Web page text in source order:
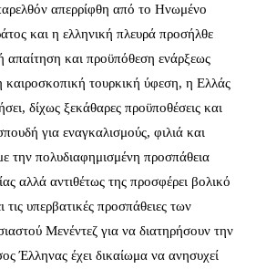
απερρίφθη από το Ηνωμένο
και η ελληνική πλευρά προσήλθε
απαίτηση και προϋπόθεση ενάρξεως
τουρκική ύφεση, η Ελλάς
δίχως ξεκάθαρες προϋποθέσεις και
για εναγκαλισμούς, φιλιά και
την πολυδιαφημισμένη προσπάθεια
αλλά αντιθέτως της προσφέρει βολικό
υπερβατικές προσπάθειες των
Μενέντεζ για να διατηρήσουν την
Έλληνας έχει δικαίωμα να ανησυχεί